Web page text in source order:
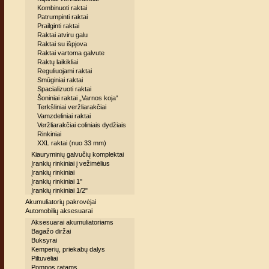
Kombinuoti raktai
Patrumpinti raktai
Prailginti raktai
Raktai atviru galu
Raktai su išpjova
Raktai vartoma galvute
Raktų laikikliai
Reguliuojami raktai
Smūginiai raktai
Spacializuoti raktai
Šoniniai raktai „Varnos koja“
Terkšliniai veržliarakčiai
Vamzdeliniai raktai
Veržliarakčiai coliniais dydžiais
Rinkiniai
XXL raktai (nuo 33 mm)
Kiauryminių galvučių komplektai
Įrankių rinkiniai į vežimėlius
Įrankių rinkiniai
Įrankių rinkiniai 1''
Įrankių rinkiniai 1/2"
Akumuliatorių pakrovėjai
Automobilių aksesuarai
Aksesuarai akumuliatoriams
Bagažo diržai
Buksyrai
Kemperių, priekabų dalys
Piltuvėliai
Pompos ratams